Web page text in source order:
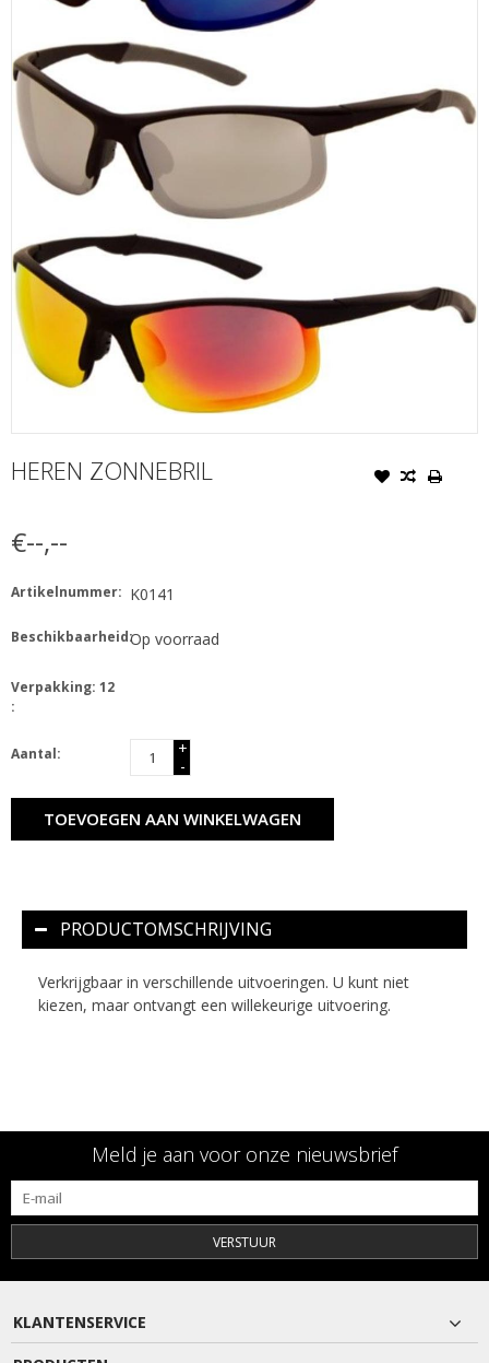
HEREN ZONNEBRIL
€--,--
Artikelnummer: K0141
Beschikbaarheid:Op voorraad
Verpakking: 12
:
Aantal:
+
-
TOEVOEGEN AAN WINKELWAGEN
PRODUCTOMSCHRIJVING
Verkrijgbaar in verschillende uitvoeringen. U kunt niet
kiezen, maar ontvangt een willekeurige uitvoering.
Meld je aan voor onze nieuwsbrief
VERSTUUR
KLANTENSERVICE